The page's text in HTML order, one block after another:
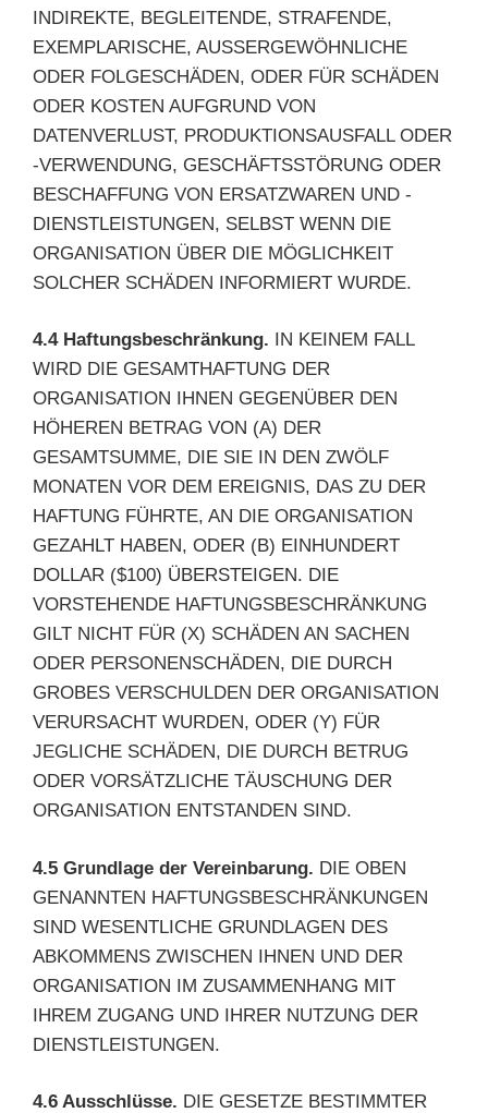
INDIREKTE, BEGLEITENDE, STRAFENDE,
EXEMPLARISCHE, AUSSERGEWÖHNLICHE
ODER FOLGESCHÄDEN, ODER FÜR SCHÄDEN
ODER KOSTEN AUFGRUND VON
DATENVERLUST, PRODUKTIONSAUSFALL ODER
-VERWENDUNG, GESCHÄFTSSTÖRUNG ODER
BESCHAFFUNG VON ERSATZWAREN UND -
DIENSTLEISTUNGEN, SELBST WENN DIE
ORGANISATION ÜBER DIE MÖGLICHKEIT
SOLCHER SCHÄDEN INFORMIERT WURDE.
4.4 Haftungsbeschränkung. IN KEINEM FALL
WIRD DIE GESAMTHAFTUNG DER
ORGANISATION IHNEN GEGENÜBER DEN
HÖHEREN BETRAG VON (A) DER
GESAMTSUMME, DIE SIE IN DEN ZWÖLF
MONATEN VOR DEM EREIGNIS, DAS ZU DER
HAFTUNG FÜHRTE, AN DIE ORGANISATION
GEZAHLT HABEN, ODER (B) EINHUNDERT
DOLLAR ($100) ÜBERSTEIGEN. DIE
VORSTEHENDE HAFTUNGSBESCHRÄNKUNG
GILT NICHT FÜR (X) SCHÄDEN AN SACHEN
ODER PERSONENSCHÄDEN, DIE DURCH
GROBES VERSCHULDEN DER ORGANISATION
VERURSACHT WURDEN, ODER (Y) FÜR
JEGLICHE SCHÄDEN, DIE DURCH BETRUG
ODER VORSÄTZLICHE TÄUSCHUNG DER
ORGANISATION ENTSTANDEN SIND.
4.5 Grundlage der Vereinbarung. DIE OBEN
GENANNTEN HAFTUNGSBESCHRÄNKUNGEN
SIND WESENTLICHE GRUNDLAGEN DES
ABKOMMENS ZWISCHEN IHNEN UND DER
ORGANISATION IM ZUSAMMENHANG MIT
IHREM ZUGANG UND IHRER NUTZUNG DER
DIENSTLEISTUNGEN.
4.6 Ausschlüsse. DIE GESETZE BESTIMMTER